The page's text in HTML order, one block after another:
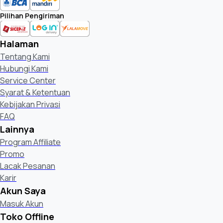
Pilihan Pengiriman
Halaman
Tentang Kami
Hubungi Kami
Service Center
Syarat & Ketentuan
Kebijakan Privasi
FAQ
Lainnya
Program Affiliate
Promo
Lacak Pesanan
Karir
Akun Saya
Masuk Akun
Toko Offline